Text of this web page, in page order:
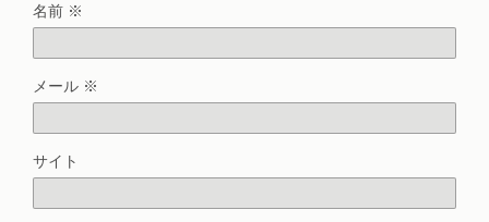
名前 ※
メール ※
サイト